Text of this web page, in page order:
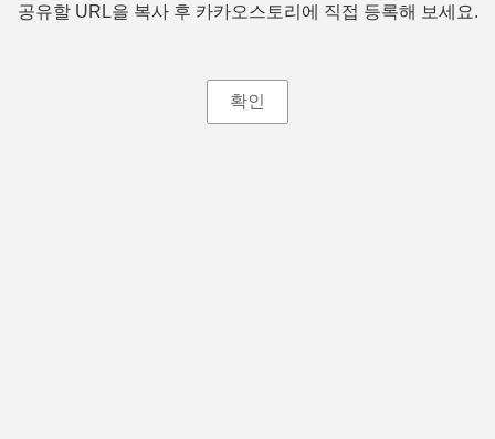
공유할 URL을 복사 후 카카오스토리에 직접 등록해 보세요.
확인